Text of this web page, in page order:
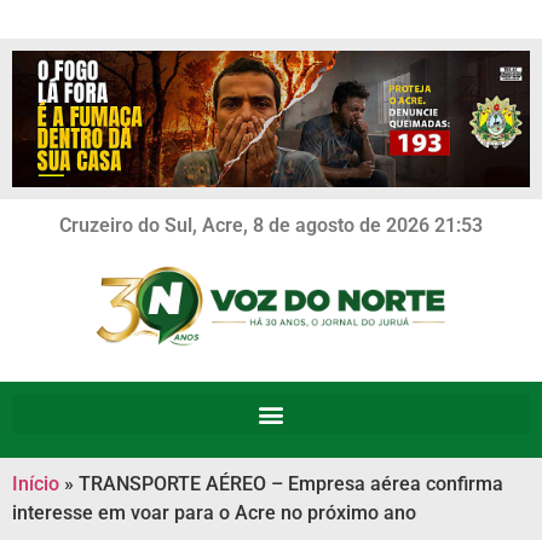
Cruzeiro do Sul, Acre, 8 de agosto de 2026 21:53
Início » TRANSPORTE AÉREO – Empresa aérea confirma
interesse em voar para o Acre no próximo ano